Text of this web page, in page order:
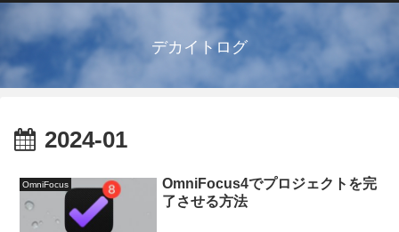
デカイトログ
2024-01
OmniFocus
OmniFocus4でプロジェクトを完
了させる方法